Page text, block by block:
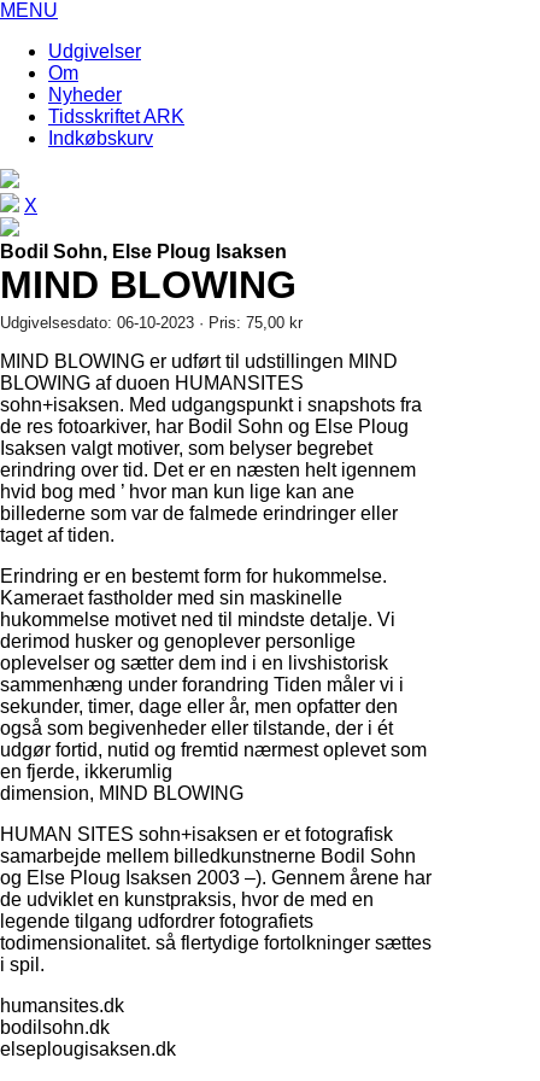
MENU
Udgivelser
Om
Nyheder
Tidsskriftet ARK
Indkøbskurv
X
Bodil Sohn, Else Ploug Isaksen
MIND BLOWING
Udgivelsesdato: 06-10-2023 · Pris: 75,00 kr
MIND BLOWING er udført til udstillingen MIND
BLOWING af duoen HUMANSITES
sohn+isaksen. Med udgangspunkt i snapshots fra
de res fotoarkiver, har Bodil Sohn og Else Ploug
Isaksen valgt motiver, som belyser begrebet
erindring over tid. Det er en næsten helt igennem
hvid bog med ’ hvor man kun lige kan ane
billederne som var de falmede erindringer eller
taget af tiden.
Erindring er en bestemt form for hukommelse.
Kameraet fastholder med sin maskinelle
hukommelse motivet ned til mindste detalje. Vi
derimod husker og genoplever personlige
oplevelser og sætter dem ind i en livshistorisk
sammenhæng under forandring Tiden måler vi i
sekunder, timer, dage eller år, men opfatter den
også som begivenheder eller tilstande, der i ét
udgør fortid, nutid og fremtid nærmest oplevet som
en fjerde, ikkerumlig
dimension, MIND BLOWING
HUMAN SITES sohn+isaksen er et fotografisk
samarbejde mellem billedkunstnerne Bodil Sohn
og Else Ploug Isaksen 2003 –). Gennem årene har
de udviklet en kunstpraksis, hvor de med en
legende tilgang udfordrer fotografiets
todimensionalitet. så flertydige fortolkninger sættes
i spil.
humansites.dk
bodilsohn.dk
elseplougisaksen.dk